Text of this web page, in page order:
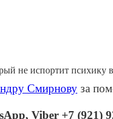
не испортит психику
Смирнову за
Viber +7 (921)